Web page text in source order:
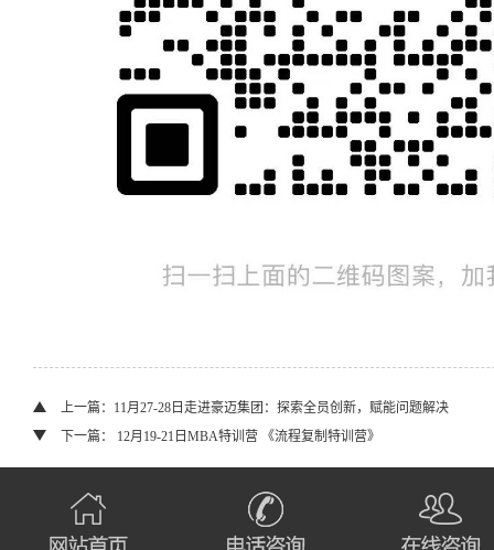
上一篇：11月27-28日走进豪迈集团：探索全员创新，赋能问题解决
下一篇： 12月19-21日MBA特训营 《流程复制特训营》